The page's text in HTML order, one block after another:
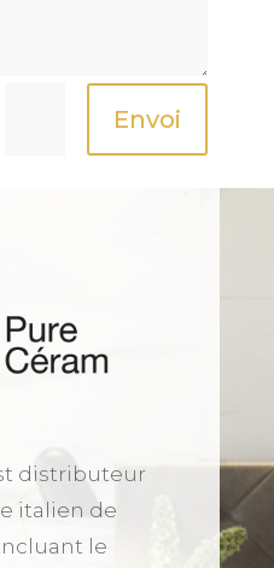
Envoi
distributeur
italien de
le